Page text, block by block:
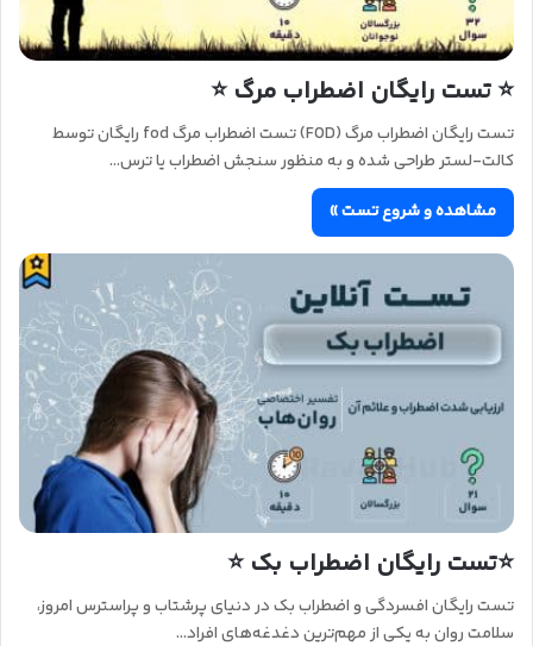
⭐ تست رایگان اضطراب مرگ ⭐
تست رایگان اضطراب مرگ (FOD) تست اضطراب مرگ fod رایگان توسط
کالت-لستر طراحی شده و به منظور سنجش اضطراب یا ترس…
مشاهده و شروع تست »
⭐تست رایگان اضطراب بک ⭐
تست رایگان افسردگی و اضطراب بک در دنیای پرشتاب و پراسترس امروز،
سلامت روان به یکی از مهم‌ترین دغدغه‌های افراد…